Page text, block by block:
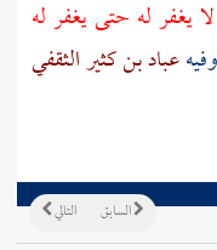
يغفر له حتى يغفر له
عباد بن كثير الثقفي
التالي السابق